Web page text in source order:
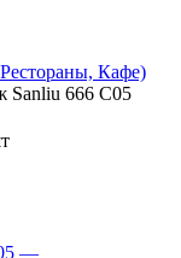
Кафе)
Sanliu 666 С05